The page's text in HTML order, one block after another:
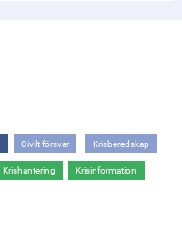
Civilt försvar Krisberedskap
Krishantering Krisinformation